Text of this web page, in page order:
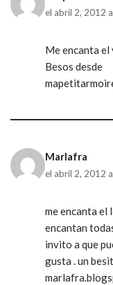
el abril 2, 2012
Me encanta
Besos desde
Marlafra
el abril 2, 2012
me encanta el
encantan
invito a que
gusta . un